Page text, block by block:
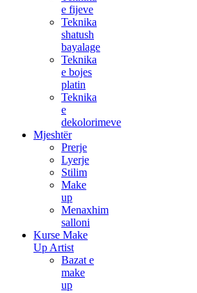
e fijeve
Teknika
shatush
bayalage
Teknika
e bojes
platin
Teknika
e
dekolorimeve
Mjeshtër
Prerje
Lyerje
Stilim
Make
up
Menaxhim
salloni
Kurse Make
Up Artist
Bazat e
make
up